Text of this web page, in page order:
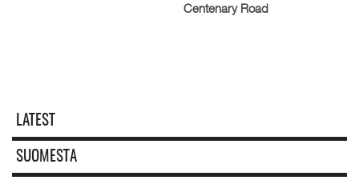
Centenary Road
LATEST
SUOMESTA